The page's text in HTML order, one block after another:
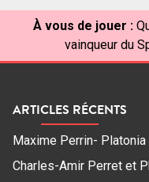
À vous de jouer :
vainqueur du
ARTICLES RÉCENTS
Maxime Perrin- Platonia
Charles-Amir Perret et